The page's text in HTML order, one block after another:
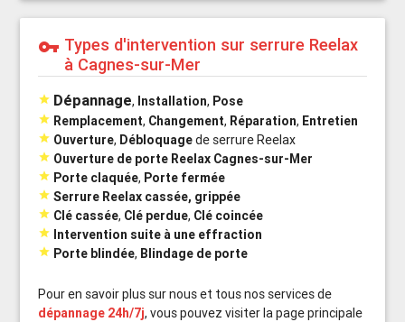
vpn_key Types d'intervention sur serrure Reelax
à Cagnes-sur-Mer
 Dépannage, Installation, Pose
 Remplacement, Changement, Réparation, Entretien
 Ouverture, Débloquagede serrure Reelax
 Ouverture de porte Reelax Cagnes-sur-Mer
 Porte claquée, Porte fermée
 Serrure Reelax cassée, grippée
 Clé cassée, Clé perdue, Clé coincée
 Intervention suite à une effraction
 Porte blindée, Blindage de porte
Pour en savoir plus sur nous et tous nos services de
dépannage 24h/7j, vous pouvez visiter la page principale